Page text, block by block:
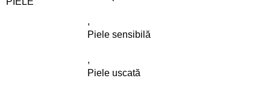
,
Piele sensibilă
,
Piele uscată